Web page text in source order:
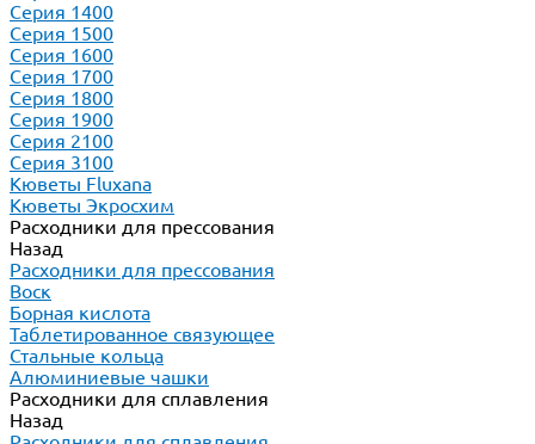
Серия 1400
Серия 1500
Серия 1600
Серия 1700
Серия 1800
Серия 1900
Серия 2100
Серия 3100
Кюветы Fluxana
Кюветы Экросхим
Расходники для прессования
Назад
Расходники для прессования
Воск
Борная кислота
Таблетированное связующее
Стальные кольца
Алюминиевые чашки
Расходники для сплавления
Назад